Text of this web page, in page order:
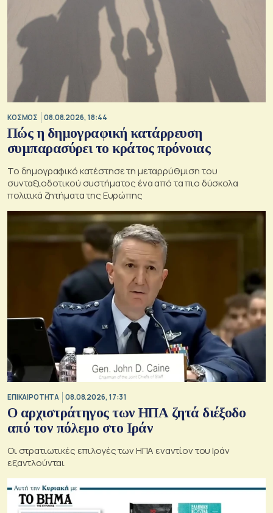
ΚΟΣΜΟΣ 08.08.2026, 18:44
Πώς η δημογραφική κατάρρευση
συμπαρασύρει το κράτος πρόνοιας
Το δημογραφικό κατέστησε τη μεταρρύθμιση του
συνταξιοδοτικού συστήματος ένα από τα πιο δύσκολα
πολιτικά ζητήματα της Ευρώπης
ΕΠΙΚΑΙΡΟΤΗΤΑ 08.08.2026, 17:31
Ο αρχιστράτηγος των ΗΠΑ ζητά διέξοδο
από τον πόλεμο στο Ιράν
Οι στρατιωτικές επιλογές των ΗΠΑ εναντίον του Ιράν
εξαντλούνται